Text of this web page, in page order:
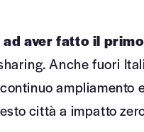
aver fatto il
Anche fuori
città a impatto